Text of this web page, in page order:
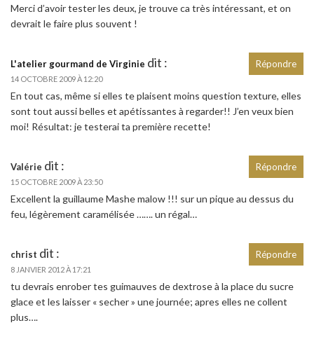
Merci d’avoir tester les deux, je trouve ca très intéressant, et on
devrait le faire plus souvent !
L'atelier gourmand de Virginie dit :
14 OCTOBRE 2009 À 12:20
En tout cas, même si elles te plaisent moins question texture, elles
sont tout aussi belles et apétissantes à regarder!! J’en veux bien
moi! Résultat: je testerai ta première recette!
Répondre
Valérie dit :
15 OCTOBRE 2009 À 23:50
Excellent la guillaume Mashe malow !!! sur un pique au dessus du
feu, légèrement caramélisée ……. un régal…
Répondre
christ dit :
8 JANVIER 2012 À 17:21
tu devrais enrober tes guimauves de dextrose à la place du sucre
glace et les laisser « secher » une journée; apres elles ne collent
plus….
Répondre